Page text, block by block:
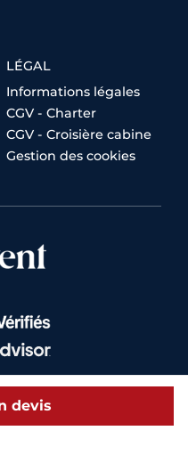
devis
LÉGAL
Informations légales
CGV - Charter
CGV - Croisière cabine
Gestion des cookies